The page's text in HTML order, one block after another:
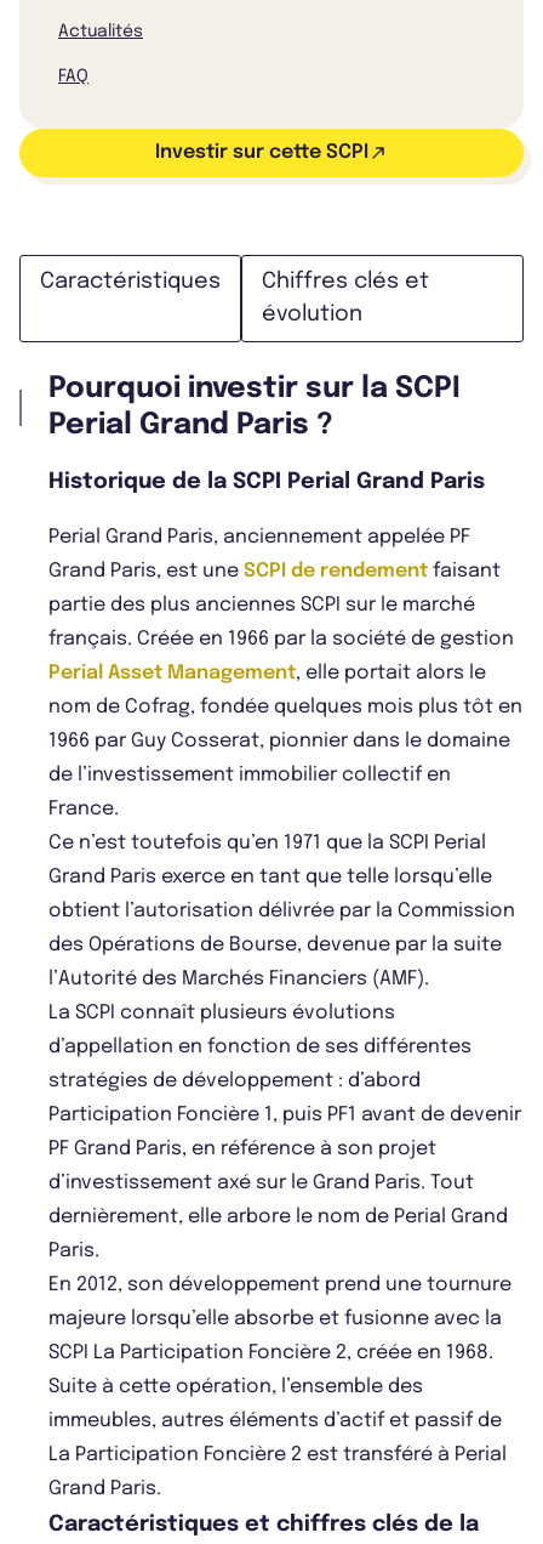
Actualités
FAQ
Investir sur cette SCPI
Caractéristiques
Chiffres clés et
évolution
Pourquoi investir sur la SCPI
Perial Grand Paris ?
Historique de la SCPI Perial Grand Paris
Perial Grand Paris, anciennement appelée PF
Grand Paris, est une SCPI de rendement faisant
partie des plus anciennes SCPI sur le marché
français. Créée en 1966 par la société de gestion
Perial Asset Management, elle portait alors le
nom de Cofrag, fondée quelques mois plus tôt en
1966 par Guy Cosserat, pionnier dans le domaine
de l’investissement immobilier collectif en
France.
Ce n’est toutefois qu’en 1971 que la SCPI Perial
Grand Paris exerce en tant que telle lorsqu’elle
obtient l’autorisation délivrée par la Commission
des Opérations de Bourse, devenue par la suite
l’Autorité des Marchés Financiers (AMF).
La SCPI connaît plusieurs évolutions
d’appellation en fonction de ses différentes
stratégies de développement : d’abord
Participation Foncière 1, puis PF1 avant de devenir
PF Grand Paris, en référence à son projet
d’investissement axé sur le Grand Paris. Tout
dernièrement, elle arbore le nom de Perial Grand
Paris.
En 2012, son développement prend une tournure
majeure lorsqu’elle absorbe et fusionne avec la
SCPI La Participation Foncière 2, créée en 1968.
Suite à cette opération, l’ensemble des
immeubles, autres éléments d’actif et passif de
La Participation Foncière 2 est transféré à Perial
Grand Paris.
Caractéristiques et chiffres clés de la